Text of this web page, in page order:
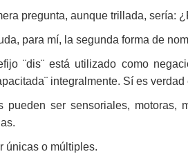
pregunta, aunque trillada, sería:
para mí, la segunda forma de
¨dis¨ está utilizado como
integralmente. Sí es
pueden ser sensoriales,
únicas o múltiples.